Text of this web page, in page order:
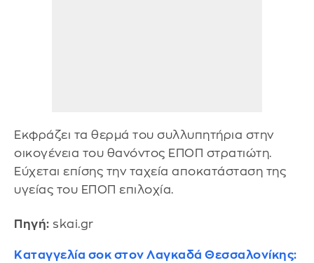
Εκφράζει τα θερμά του συλλυπητήρια στην
οικογένεια του θανόντος ΕΠΟΠ στρατιώτη.
Εύχεται επίσης την ταχεία αποκατάσταση της
υγείας του ΕΠΟΠ επιλοχία.
Πηγή: skai.gr
Καταγγελία σοκ στον Λαγκαδά Θεσσαλονίκης: